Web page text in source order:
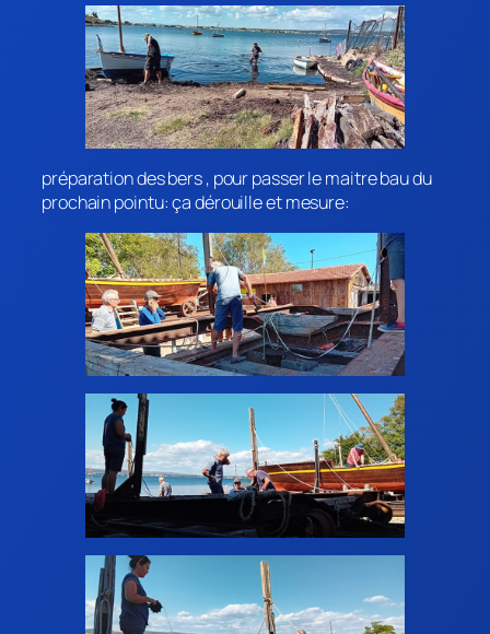
préparation des bers , pour passer le maitre bau du
prochain pointu: ça dérouille et mesure: